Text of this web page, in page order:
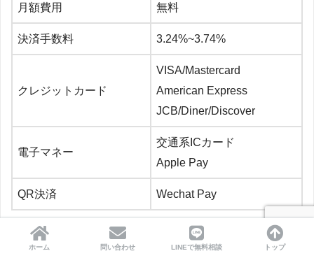
月額費用 無料
決済手数料 3.24%~3.74%
クレジットカード
VISA/Mastercard
American Express
JCB/Diner/Discover
電子マネー
交通系ICカード
Apple Pay
QR決済 Wechat Pay
STORES決済は持ち運びもできruので屋外での決済やイ
ベント時や移動販売でも使用可能です。個人事業主や小規
ホーム 問い合わせ LINEで無料相談 トップ